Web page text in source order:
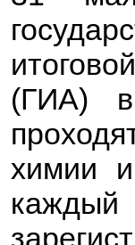
(ГИА)
химии
каждый